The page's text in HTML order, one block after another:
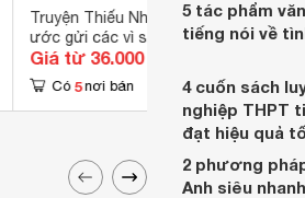
Truyện Thiếu Nhi HGTH - Điều
ước gửi các vì sao
Giá từ 36.000 đ
Có 5 nơi bán
5 tác phẩm
tiếng nói về
4 cuốn sách
nghiệp THPT
đạt hiệu quả
2 phương
Anh siêu